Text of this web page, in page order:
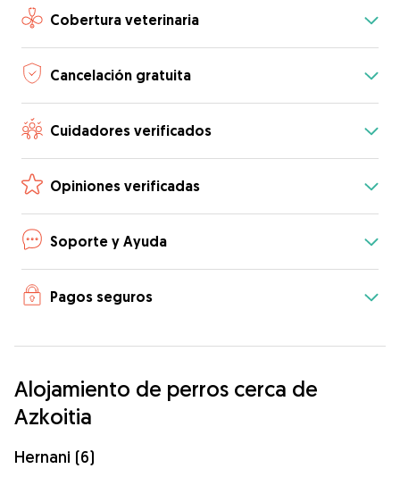
Cobertura veterinaria
Cancelación gratuita
Cuidadores verificados
Opiniones verificadas
Soporte y Ayuda
Pagos seguros
Alojamiento de perros cerca de
Azkoitia
Hernani (6)